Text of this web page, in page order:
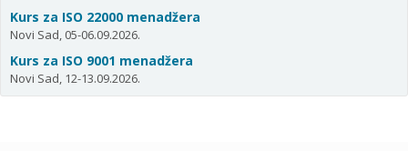
Kurs za ISO 22000 menadžera
Novi Sad, 05-06.09.2026.
Kurs za ISO 9001 menadžera
Novi Sad, 12-13.09.2026.